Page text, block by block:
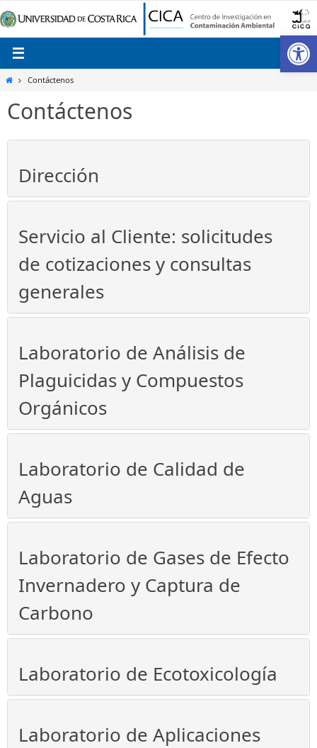
al
contenido
InicioContáctenos
Contáctenos
Dirección
Servicio al Cliente: solicitudes
de cotizaciones y consultas
generales
Laboratorio de Análisis de
Plaguicidas y Compuestos
Orgánicos
Laboratorio de Calidad de
Aguas
Laboratorio de Gases de Efecto
Invernadero y Captura de
Carbono
Laboratorio de Ecotoxicología
Laboratorio de Aplicaciones